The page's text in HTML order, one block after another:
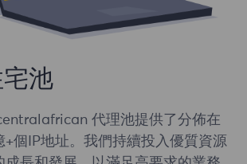
池
代理池提供了分佈在
+個IP地址。我們持續投入優質資源